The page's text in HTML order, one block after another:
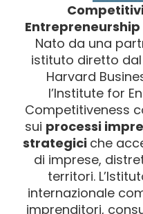
Nato da una
istituto diretto
Harvard
l’Institute for
Competitiveness
sui processi
strategici che
di imprese,
territori.
internazionale
imprenditori,